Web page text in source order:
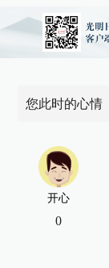
您此时的心情
开心
0